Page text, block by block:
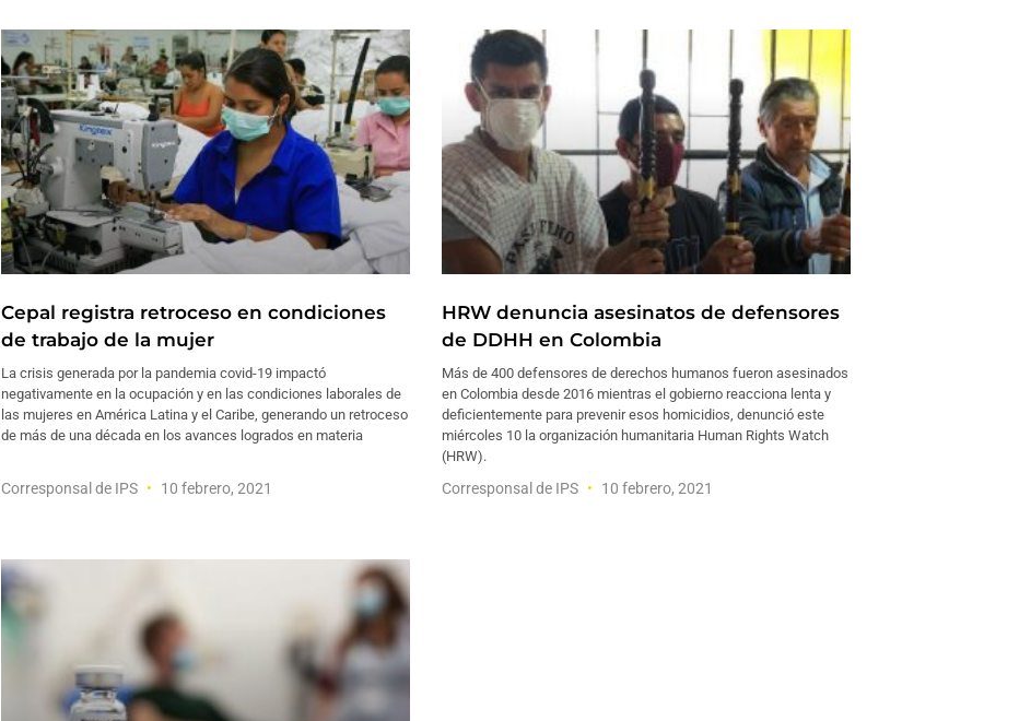
Cepal registra retroceso en condiciones
de trabajo de la mujer
La crisis generada por la pandemia covid-19 impactó
negativamente en la ocupación y en las condiciones laborales de
las mujeres en América Latina y el Caribe, generando un retroceso
de más de una década en los avances logrados en materia
Corresponsal de IPS 10 febrero, 2021
HRW denuncia asesinatos de defensores
de DDHH en Colombia
Más de 400 defensores de derechos humanos fueron asesinados
en Colombia desde 2016 mientras el gobierno reacciona lenta y
deficientemente para prevenir esos homicidios, denunció este
miércoles 10 la organización humanitaria Human Rights Watch
(HRW).
Corresponsal de IPS 10 febrero, 2021